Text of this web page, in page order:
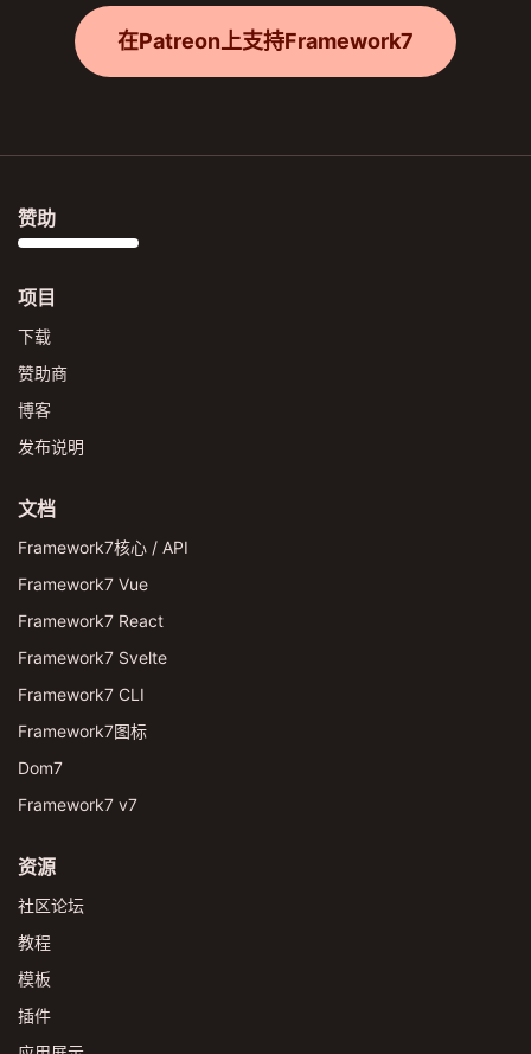
在Patreon上支持Framework7
项目
下载
赞助商
博客
发布说明
文档
Framework7核心 / API
Framework7 Vue
Framework7 React
Framework7 Svelte
Framework7 CLI
Framework7图标
Dom7
Framework7 v7
资源
社区论坛
教程
模板
插件
赞助